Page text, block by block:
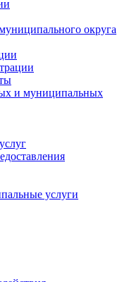
округа
и муниципальных
услуги